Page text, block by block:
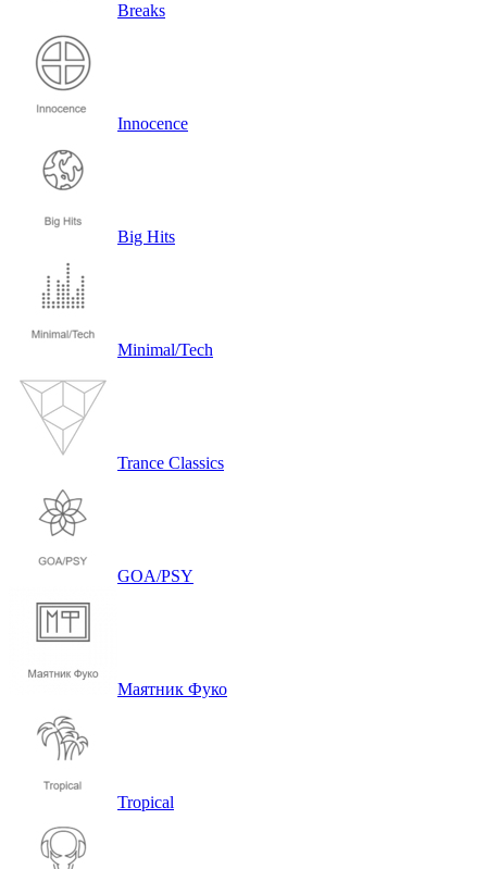
Breaks
Innocence
Big Hits
Minimal/Tech
Trance Classics
GOA/PSY
Маятник Фуко
Tropical